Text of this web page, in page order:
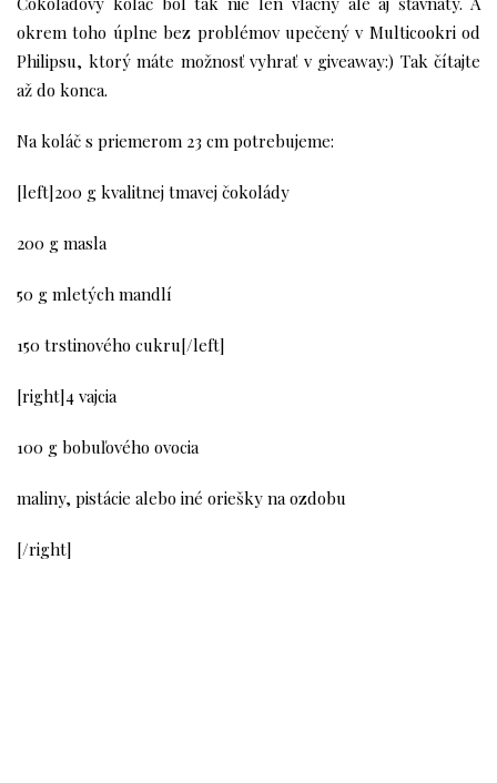
okrem toho úplne bez problémov upečený v Multicookri od
Philipsu, ktorý máte možnosť vyhrať v giveaway:) Tak čítajte
až do konca.
Na koláč s priemerom 23 cm potrebujeme:
[left]200 g kvalitnej tmavej čokolády
200 g masla
50 g mletých mandlí
150 trstinového cukru[/left]
[right]4 vajcia
100 g bobuľového ovocia
maliny, pistácie alebo iné oriešky na ozdobu
[/right]